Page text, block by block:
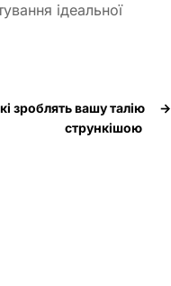
ідеальної
→
зроблять вашу талію
стрункішою